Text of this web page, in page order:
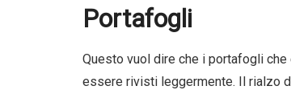
Portafogli
Questo vuol dire che i portafogli
essere rivisti leggermente. Il rialzo